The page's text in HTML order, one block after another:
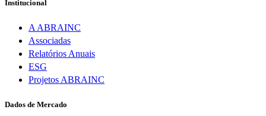
Institucional
A ABRAINC
Associadas
Relatórios Anuais
ESG
Projetos ABRAINC
Dados de Mercado